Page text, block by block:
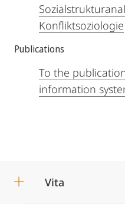
Konfliktsoziologie
Publications
To the
information
Vita